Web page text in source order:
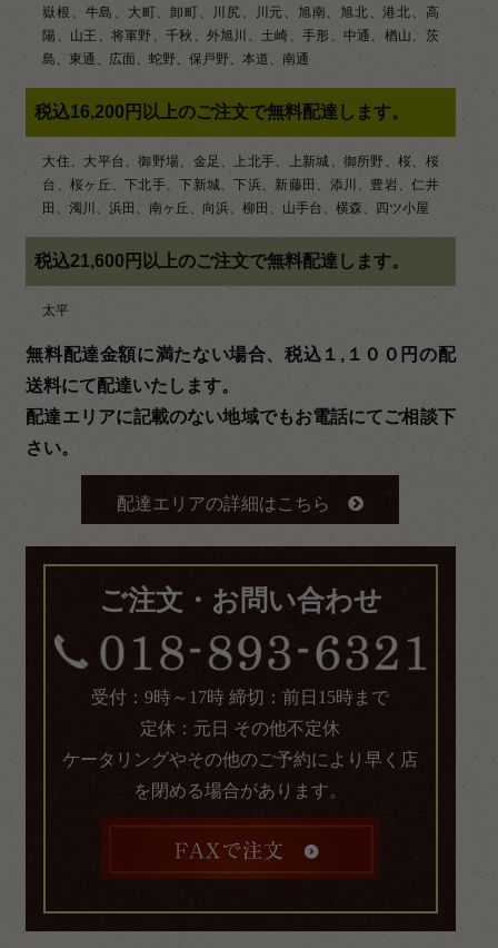
嶽根、牛島、大町、卸町、川尻、川元、旭南、旭北、港北、高
陽、山王、将軍野、千秋、外旭川、土崎、手形、中通、楢山、茨
島、東通、広面、蛇野、保戸野、本道、南通
税込16,200円以上のご注文で無料配達します。
大住、大平台、御野場、金足、上北手、上新城、御所野、桜、桜
台、桜ヶ丘、下北手、下新城、下浜、新藤田、添川、豊岩、仁井
田、濁川、浜田、南ヶ丘、向浜、柳田、山手台、横森、四ツ小屋
税込21,600円以上のご注文で無料配達します。
太平
無料配達金額に満たない場合、税込１,１００円の配
送料にて配達いたします。
配達エリアに記載のない地域でもお電話にてご相談下
さい。
配達エリアの詳細はこちら
ご注文・お問い合わせ
受付：9時～17時 締切：前日15時まで
定休：元日 その他不定休
ケータリングやその他のご予約により早く店
を閉める場合があります。